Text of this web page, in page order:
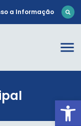
a Informação